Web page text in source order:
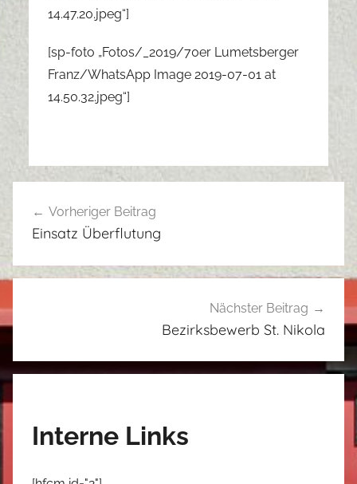
14.47.20.jpeg“]
[sp-foto „Fotos/_2019/70er Lumetsberger
Franz/WhatsApp Image 2019-07-01 at
14.50.32.jpeg“]
Vorheriger Beitrag
Einsatz Überflutung
Nächster Beitrag
Bezirksbewerb St. Nikola
Interne Links